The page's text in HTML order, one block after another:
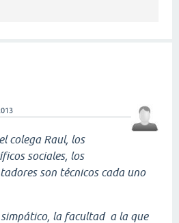
colega Raul, los
sociales, los
son técnicos cada uno
la facultad a la que